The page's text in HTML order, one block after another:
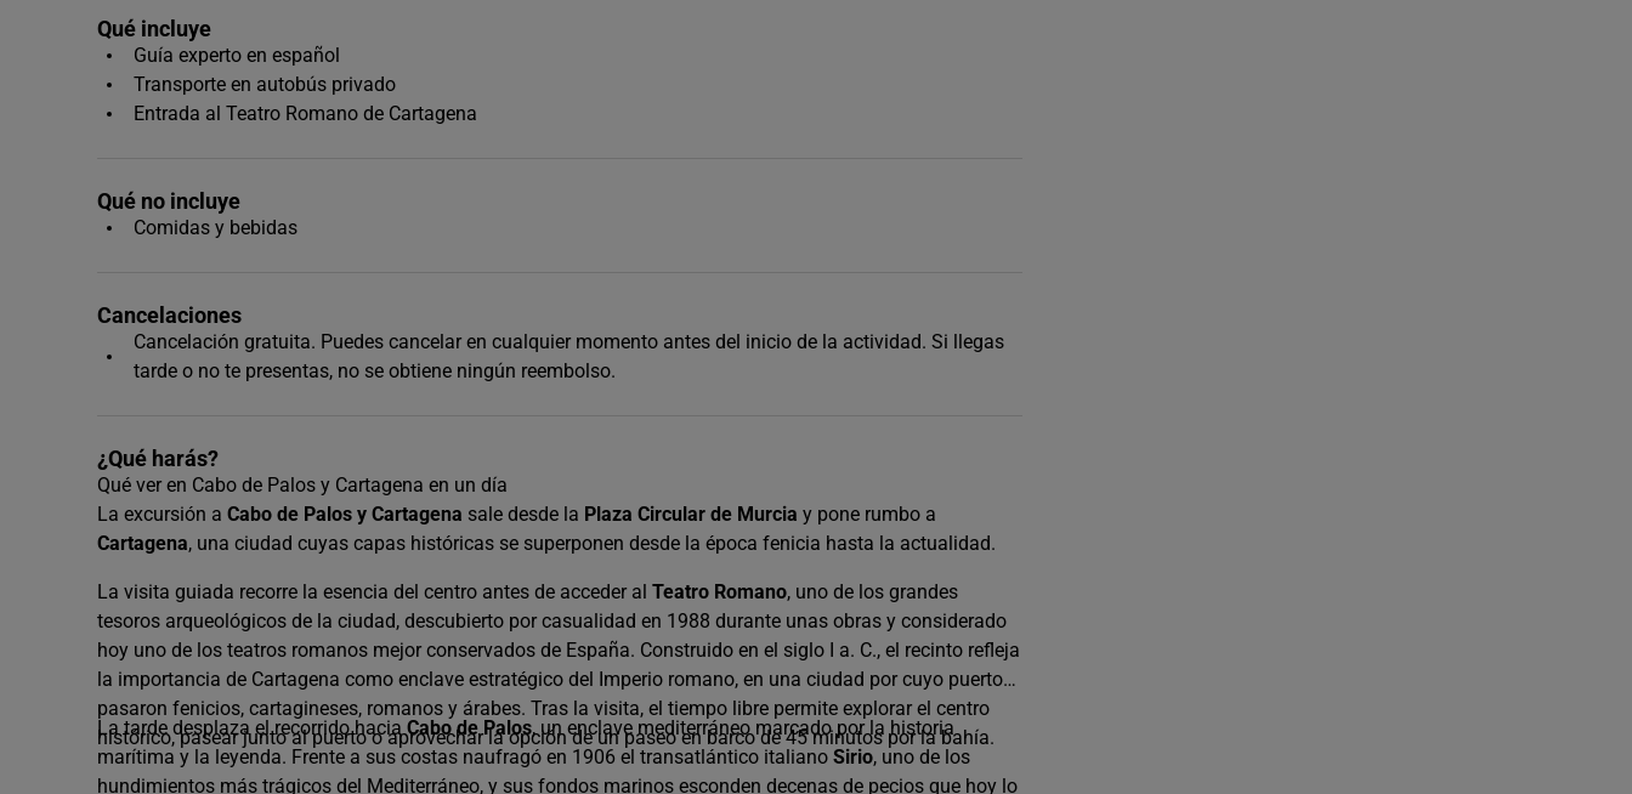
Qué incluye
Guía experto en español
Transporte en autobús privado
Entrada al Teatro Romano de Cartagena
Qué no incluye
Comidas y bebidas
Cancelaciones
Cancelación gratuita. Puedes cancelar en cualquier momento antes del inicio de la actividad. Si llegas
tarde o no te presentas, no se obtiene ningún reembolso.
¿Qué harás?
Qué ver en Cabo de Palos y Cartagena en un día
La excursión a Cabo de Palos y Cartagena sale desde la Plaza Circular de Murcia y pone rumbo a
Cartagena, una ciudad cuyas capas históricas se superponen desde la época fenicia hasta la actualidad.
La visita guiada recorre la esencia del centro antes de acceder al Teatro Romano, uno de los grandes
tesoros arqueológicos de la ciudad, descubierto por casualidad en 1988 durante unas obras y considerado
hoy uno de los teatros romanos mejor conservados de España. Construido en el siglo I a. C., el recinto refleja
la importancia de Cartagena como enclave estratégico del Imperio romano, en una ciudad por cuyo puerto
pasaron fenicios, cartagineses, romanos y árabes. Tras la visita, el tiempo libre permite explorar el centro
histórico, pasear junto al puerto o aprovechar la opción de un paseo en barco de 45 minutos por la bahía.
La tarde desplaza el recorrido haciaCabo de Palos, un enclave mediterráneo marcado por la historia
marítima y la leyenda. Frente a sus costas naufragó en 1906 el transatlántico italiano Sirio, uno de los
hundimientos más trágicos del Mediterráneo, y sus fondos marinos esconden decenas de pecios que hoy lo